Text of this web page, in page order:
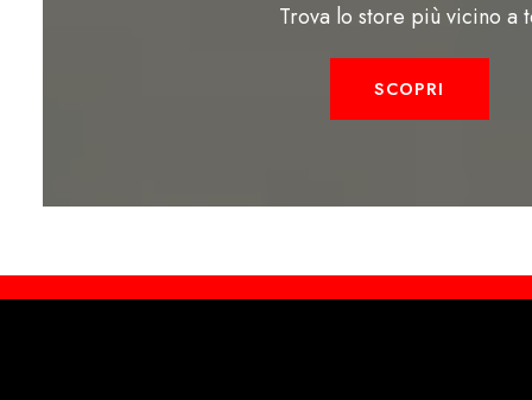
Trova lo store più vicino a
SCOPRI